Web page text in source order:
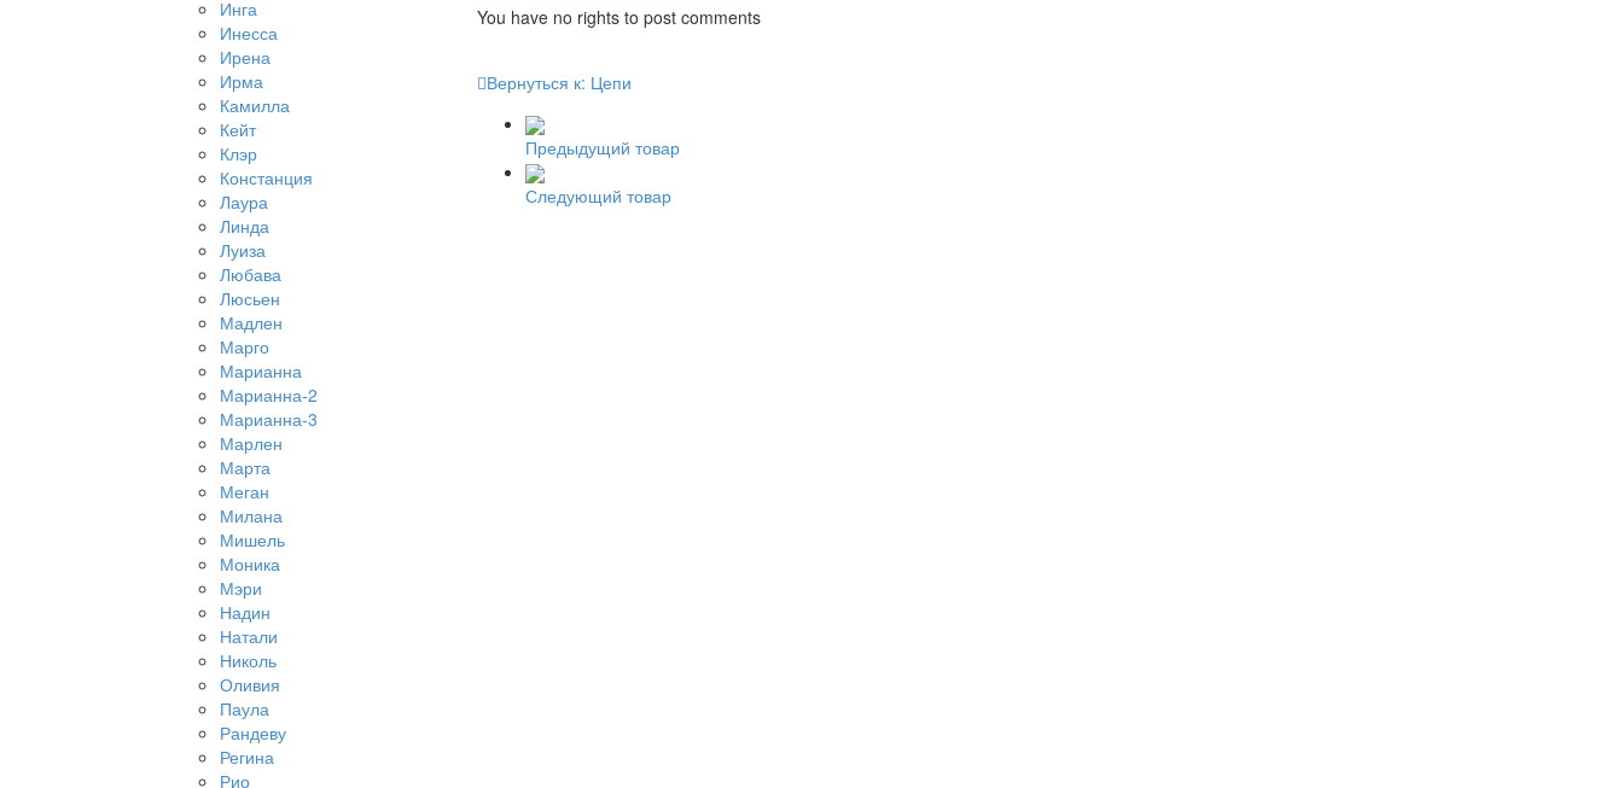
Инга
Инесса
Ирена
Ирма
Камилла
Кейт
Клэр
Констанция
Лаура
Линда
Луиза
Любава
Люсьен
Мадлен
Марго
Марианна
Марианна-2
Марианна-3
Марлен
Марта
Меган
Милана
Мишель
Моника
Мэри
Надин
Натали
Николь
Оливия
Паула
Рандеву
Регина
Рио
You have no rights to post comments
Вернуться к: Цепи
Предыдущий товар
Следующий товар